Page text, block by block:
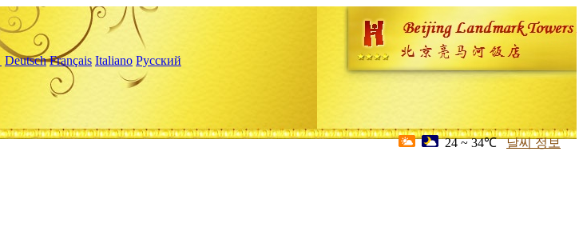
Deutsch Français Italiano Русский
24 ~ 34℃ 날씨 정보